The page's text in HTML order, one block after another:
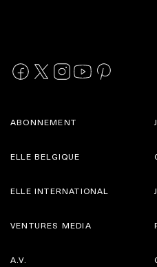
ABONNEMENT
ELLE BELGIQUE
ELLE INTERNATIONAL
VENTURES MEDIA
A.V.